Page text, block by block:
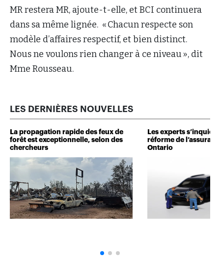
MR restera MR, ajoute-t-elle, et BCI continuera
dans sa même lignée. « Chacun respecte son
modèle d’affaires respectif, et bien distinct.
Nous ne voulons rien changer à ce niveau », dit
Mme Rousseau.
LES DERNIÈRES NOUVELLES
La propagation rapide des feux de
forêt est exceptionnelle, selon des
chercheurs
Les experts
réforme de
Ontario